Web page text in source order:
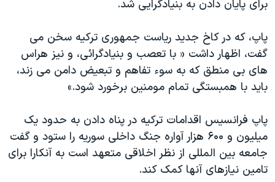
سفر پرزیدنت ترامپ به چین
برای پایان دادن به بنیادگرایی شد.
پاپ، که در کاخ جدید ریاست جمهوری ترکیه سخن می
گفت، اظهار داشت « با تعصب و بنیادگرائی، و نیز هراس
های بی منطق که به سوء تفاهم و تبعیض دامن می زند،
باید با همبستگی تمام مومنین برخورد شود.»
پاپ فرانسیس اقدامات ترکیه در پناه دادن به حدود یک
میلیون و ۶۰۰ هزار آواره جنگ داخلی سوریه را ستود و گفت
جامعه بین المللی از نظر اخلاقی متعهد است به آنکارا برای
تامین نیازهای آنها کمک کند.